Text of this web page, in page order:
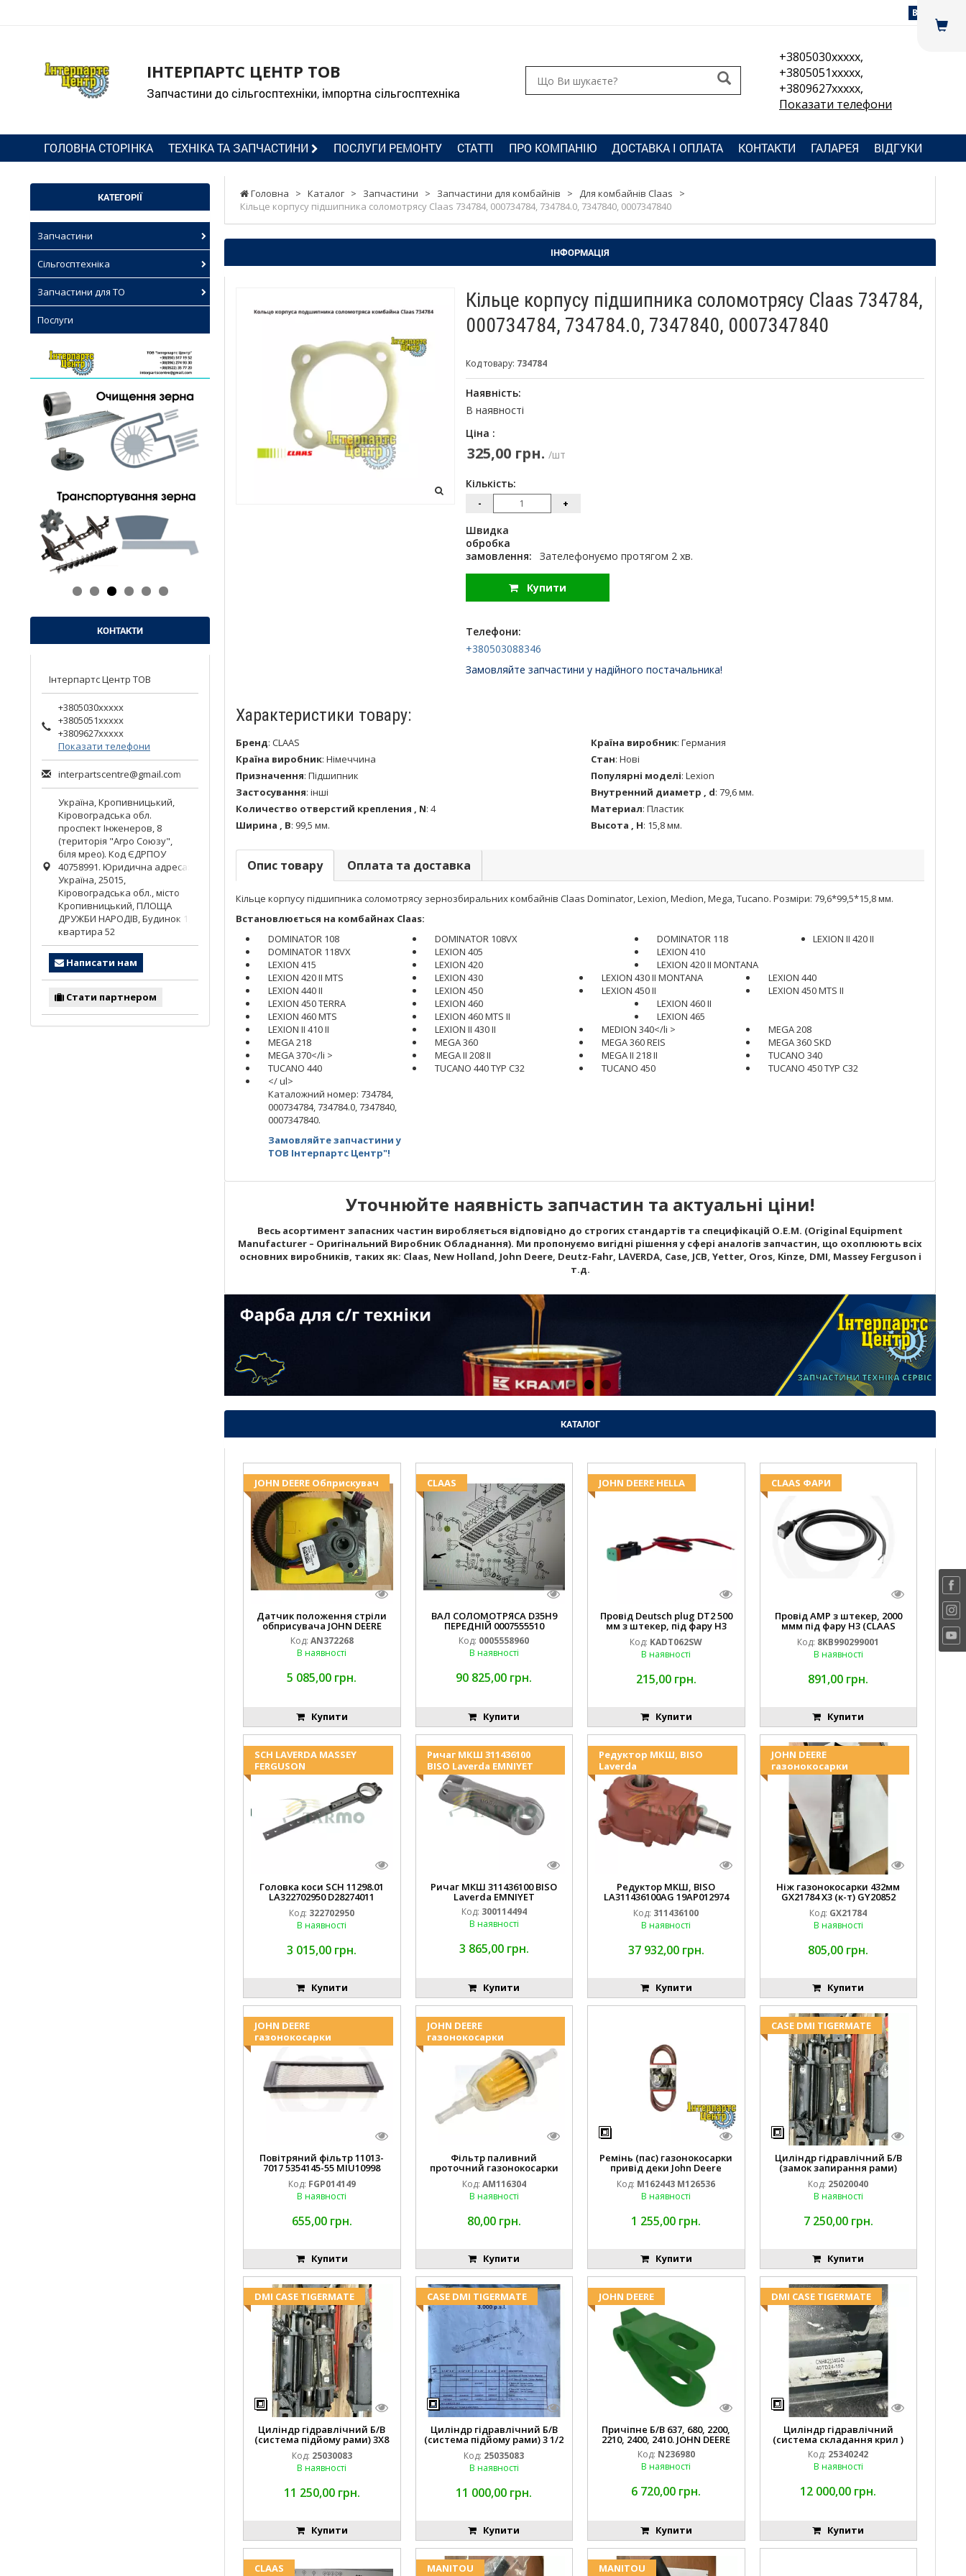
Вхід
ІНТЕРПАРТС ЦЕНТР ТОВ
Запчастини до сільгосптехніки, імпортна сільгосптехніка
+3805030xxxxx,
+3805051xxxxx,
+3809627xxxxx,
Показати телефони
ГОЛОВНА СТОРІНКА ТЕХНІКА ТА ЗАПЧАСТИНИ ПОСЛУГИ РЕМОНТУ СТАТТІ ПРО КОМПАНІЮ ДОСТАВКА І ОПЛАТА КОНТАКТИ ГАЛАРЕЯ ВІДГУКИ
Головна > Каталог > Запчастини > Запчастини для комбайнів > Для комбайнів Claas
>
Кільце корпусу підшипника соломотрясу Claas 734784, 000734784, 734784.0, 7347840, 0007347840
ІНФОРМАЦІЯ
Кільце корпусу підшипника соломотрясу Claas 734784,
000734784, 734784.0, 7347840, 0007347840
Код товару: 734784
Наявність:
В наявності
Ціна :
325,00 грн. /шт
Кількість:
- +
Швидка
обробка
замовлення:
Зателефонуємо протягом 2 хв.
Купити
Телефони:
+380503088346
Замовляйте запчастини у надійного постачальника!
Характеристики товару:
Бренд: CLAAS Країна виробник: Германия
Країна виробник: Німеччина Стан: Нові
Призначення: Підшипник Популярні моделі: Lexion
Застосування: інші Внутренний диаметр , d: 79,6 мм.
Количество отверстий крепления , N: 4 Материал: Пластик
Ширина , B: 99,5 мм. Высота , H: 15,8 мм.
Опис товару Оплата та доставка
Кільце корпусу підшипника соломотрясу зернозбиральних комбайнів Claas Dominator, Lexion, Medion, Mega, Tucano. Розміри: 79,6*99,5*15,8 мм.
Встановлюється на комбайнах Claas:
DOMINATOR 108
DOMINATOR 108VX
DOMINATOR 118
DOMINATOR 118VX
LEXION 405
LEXION 410
LEXION 415
LEXION 420
LEXION 420 II MONTANA
LEXION 420 II MTS
LEXION 430 LEXION 430 II MONTANA
LEXION 440
LEXION 440 II
LEXION 450 LEXION 450 II
LEXION 450 MTS II
LEXION 450 TERRA
LEXION 460
LEXION 460 II
LEXION 460 MTS
LEXION 460 MTS II
LEXION 465
LEXION II 410 II
LEXION II 420 II
LEXION II 430 II MEDION 340</li >
MEGA 208
MEGA 218
MEGA 360 MEGA 360 REIS
MEGA 360 SKD
MEGA 370</li >
MEGA II 208 II MEGA II 218 II
TUCANO 340
TUCANO 440
TUCANO 440 TYP C32 TUCANO 450
TUCANO 450 TYP C32
</ ul>
Каталожний номер: 734784,
000734784, 734784.0, 7347840,
0007347840.
Замовляйте запчастини у
ТОВ Інтерпартс Центр"!
Уточнюйте наявність запчастин та актуальні ціни!
Весь асортимент запасних частин виробляється відповідно до строгих стандартів та специфікацій O.E.M. (Original Equipment
Manufacturer – Оригінальний Виробник Обладнання). Ми пропонуємо вигідні рішення у сфері аналогів запчастин, що охоплюють всіх
основних виробників, таких як: Claas, New Holland, John Deere, Deutz-Fahr, LAVERDA, Case, JCB, Yetter, Oros, Kinze, DMI, Massey Ferguson і
т.д.
КАТАЛОГ
JOHN DEERE Обприскувач
Датчик положення стріли
обприсувача JOHN DEERE
Код: AN372268
В наявності
5 085,00 грн.
Купити
CLAAS
ВАЛ СОЛОМОТРЯСА D35H9
ПЕРЕДНІЙ 0007555510
Код: 0005558960
В наявності
90 825,00 грн.
Купити
JOHN DEERE HELLA
Провід Deutsch plug DT2 500
мм з штекер, під фару H3
(JOHN DEERE AL116438
994.184.00) ) Kramp Hella
Код: KADT062SW
В наявності
215,00 грн.
Купити
CLAAS ФАРИ
Провід AMP з штекер, 2000
ммм під фару H3 (CLAAS
013733) Hella
Код: 8KB990299001
В наявності
891,00 грн.
Купити
SCH LAVERDA MASSEY
FERGUSON
Головка коси SCH 11298.01
LA322702950 D28274011
EMNIYET
Код: 322702950
В наявності
3 015,00 грн.
Купити
Ричаг МКШ 311436100
BISO Laverda EMNIYET
Ричаг МКШ 311436100 BISO
Laverda EMNIYET
Код: 300114494
В наявності
3 865,00 грн.
Купити
Редуктор МКШ, BISO
Laverda
Редуктор МКШ, BISO
LA311436100AG 19AP012974
Laverda EMNIYET
Код: 311436100
В наявності
37 932,00 грн.
Купити
JOHN DEERE
газонокосарки
Ніж газонокосарки 432мм
GX21784 X3 (к-т) GY20852
AM137757 AM141035
Код: GX21784
В наявності
805,00 грн.
Купити
JOHN DEERE
газонокосарки
Повітряний фільтр 11013-
7017 5354145-55 MIU10998
FGP014149
Код: FGP014149
В наявності
655,00 грн.
Купити
JOHN DEERE
газонокосарки
Фільтр паливний
проточний газонокосарки
JOHN DEERE AM116304 GY20709
Код: AM116304
В наявності
80,00 грн.
Купити
Ремінь (пас) газонокосарки
привід деки John Deere
M162443 M126536
Код: M162443 M126536
В наявності
1 255,00 грн.
Купити
CASE DMI TIGERMATE
Циліндр гідравлічний Б/В
(замок запирання рами)
2''X4'' 25320040
Код: 25020040
В наявності
7 250,00 грн.
Купити
DMI CASE TIGERMATE
Циліндр гідравлічний Б/В
(система підйому рами) 3X8
87423768
Код: 25030083
В наявності
11 250,00 грн.
Купити
CASE DMI TIGERMATE
Циліндр гідравлічний Б/В
(система підйому рами) 3 1/2
84255910
Код: 25035083
В наявності
11 000,00 грн.
Купити
JOHN DEERE
Причіпне Б/В 637, 680, 2200,
2210, 2400, 2410. JOHN DEERE
Код: N236980
В наявності
6 720,00 грн.
Купити
DMI CASE TIGERMATE
Циліндр гідравлічний
(система складання крил )
Код: 25340242
В наявності
12 000,00 грн.
Купити
CLAAS MANITOU MANITOU
КАТЕГОРІЇ
Запчастини
Сільгосптехніка
Запчастини для ТО
Послуги
КОНТАКТИ
Інтерпартс Центр ТОВ
+3805030xxxxx
+3805051xxxxx
+3809627xxxxx
Показати телефони
interpartscentre@gmail.com
Україна, Кропивницький
Кіровоградська обл.
проспект Інженеров, 8
(територія "Агро Союзу",
біля мрео). Код ЄДРПОУ
40758991. Юридична адреса:
Україна, 25015,
Кіровоградська обл., місто
Кропивницький, ПЛОЩА
ДРУЖБИ НАРОДІВ, Будинок 1,
квартира 52
Написати нам
Стати партнером